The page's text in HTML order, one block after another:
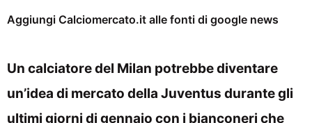
Aggiungi Calciomercato.it alle fonti di google news
Un calciatore del Milan potrebbe diventare
un’idea di mercato della Juventus durante gli
ultimi giorni di gennaio con i bianconeri che